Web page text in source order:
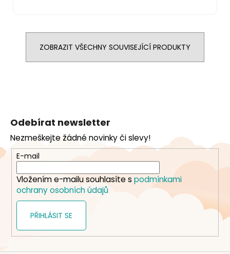
ZOBRAZIT VŠECHNY SOUVISEJÍCÍ PRODUKTY
a
t
Odebírat newsletter
Nezmeškejte žádné novinky či slevy!
E-mail
Vložením e-mailu souhlasíte s podmínkami
ochrany osobních údajů
PŘIHLÁSIT SE